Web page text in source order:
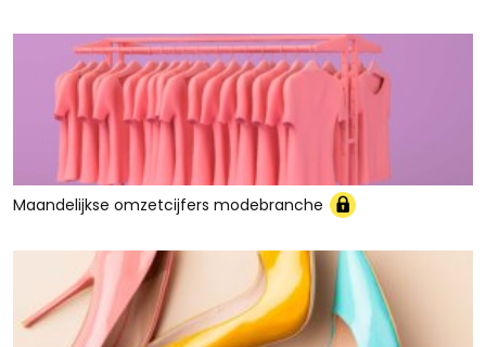
Maandelijkse omzetcijfers modebranche